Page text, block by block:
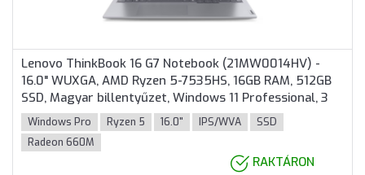
Lenovo ThinkBook 16 G7 Notebook (21MW0014HV) -
16.0" WUXGA, AMD Ryzen 5-7535HS, 16GB RAM, 512GB
SSD, Magyar billentyűzet, Windows 11 Professional, 3
év garancia, Szürke színben
Windows Pro Ryzen 5 16.0" IPS/WVA
SSD
Radeon 660M
RAKTÁRON